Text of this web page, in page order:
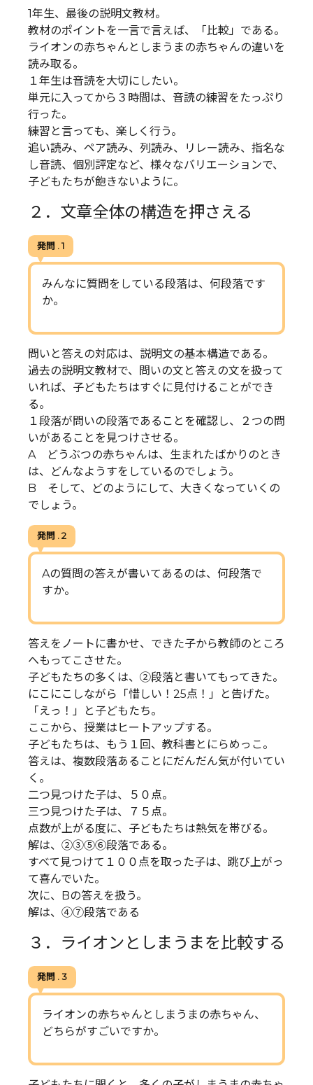
1年生、最後の説明文教材。
教材のポイントを一言で言えば、「比較」である。
ライオンの赤ちゃんとしまうまの赤ちゃんの違いを
読み取る。
１年生は音読を大切にしたい。
単元に入ってから３時間は、音読の練習をたっぷり
行った。
練習と言っても、楽しく行う。
追い読み、ペア読み、列読み、リレー読み、指名な
し音読、個別評定など、様々なバリエーションで、
子どもたちが飽きないように。
２．文章全体の構造を押さえる
発問 . 1
みんなに質問をしている段落は、何段落です
か。
問いと答えの対応は、説明文の基本構造である。
過去の説明文教材で、問いの文と答えの文を扱って
いれば、子どもたちはすぐに見付けることができ
る。
１段落が問いの段落であることを確認し、２つの問
いがあることを見つけさせる。
A どうぶつの赤ちゃんは、生まれたばかりのとき
は、どんなようすをしているのでしょう。
B そして、どのようにして、大きくなっていくの
でしょう。
発問 . 2
Aの質問の答えが書いてあるのは、何段落で
すか。
答えをノートに書かせ、できた子から教師のところ
へもってこさせた。
子どもたちの多くは、②段落と書いてもってきた。
にこにこしながら「惜しい！25点！」と告げた。
「えっ！」と子どもたち。
ここから、授業はヒートアップする。
子どもたちは、もう１回、教科書とにらめっこ。
答えは、複数段落あることにだんだん気が付いてい
く。
二つ見つけた子は、５０点。
三つ見つけた子は、７５点。
点数が上がる度に、子どもたちは熱気を帯びる。
解は、②③⑤⑥段落である。
すべて見つけて１００点を取った子は、跳び上がっ
て喜んでいた。
次に、Bの答えを扱う。
解は、④⑦段落である
３．ライオンとしまうまを比較する
発問 . 3
ライオンの赤ちゃんとしまうまの赤ちゃん、
どちらがすごいですか。